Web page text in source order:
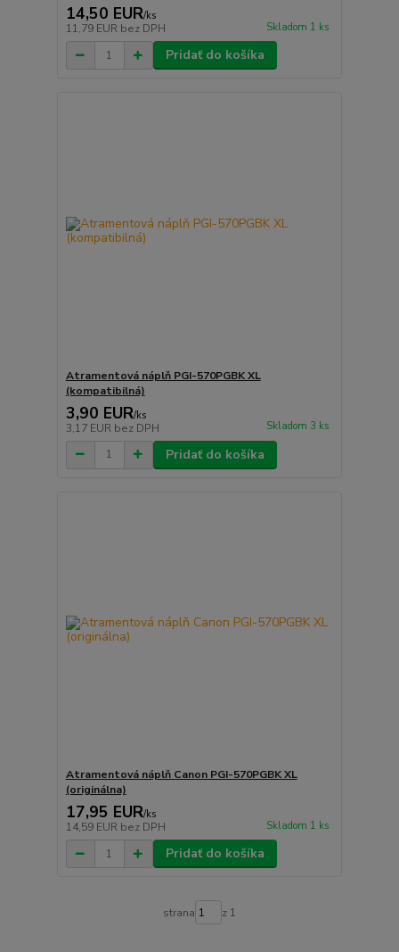
14,50 EUR/ks
11,79 EUR bez DPH Skladom 1 ks
Pridať do košíka
Atramentová náplň PGI-570PGBK XL
(kompatibilná)
3,90 EUR/ks
3,17 EUR bez DPH Skladom 3 ks
Pridať do košíka
Atramentová náplň Canon PGI-570PGBK XL
(originálna)
17,95 EUR/ks
14,59 EUR bez DPH Skladom 1 ks
Pridať do košíka
strana z 1